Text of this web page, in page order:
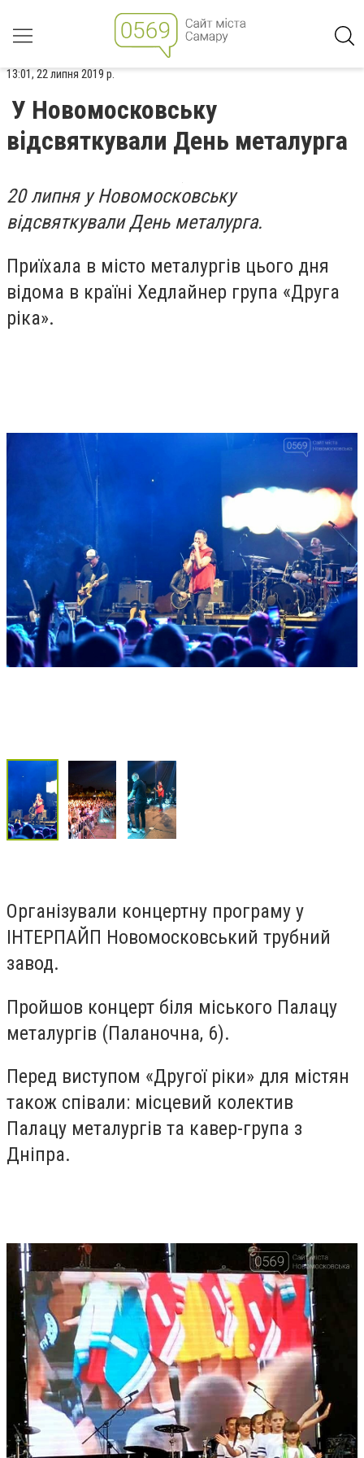
13:01, 22 липня 2019 р.
У Новомосковську
відсвяткували День металурга
20 липня у Новомосковську
відсвяткували День металурга.
Приїхала в місто металургів цього дня
відома в країні Хедлайнер група «Друга
ріка».
Організували концертну програму у
ІНТЕРПАЙП Новомосковський трубний
завод.
Пройшов концерт біля міського Палацу
металургів (Паланочна, 6).
Перед виступом «Другої ріки» для містян
також співали: місцевий колектив
Палацу металургів та кавер-група з
Дніпра.